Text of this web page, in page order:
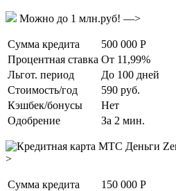
Можно до 1 млн.руб! —>
Сумма кредита
500 000 Р
Процентная ставка От 11,99%
Льгот. период
До 100 дней
Стоимость/год
590 руб.
Кэшбек/бонусы
Нет
Одобрение
За 2 мин.
>
Сумма кредита
150 000 Р